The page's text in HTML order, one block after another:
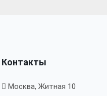
Контакты
Москва, Житная 10